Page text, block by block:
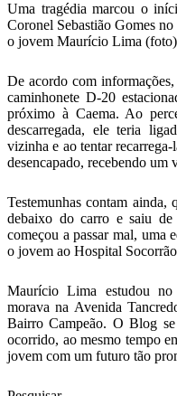
Uma tragédia marcou o
Coronel Sebastião Gomes
o jovem Maurício Lima
De acordo com
caminhonete D-20
próximo à Caema. Ao
descarregada, ele teria
vizinha e ao tentar
desencapado, recebendo um
Testemunhas contam ainda,
debaixo do carro e saiu de
começou a passar mal,
o jovem ao Hospital
Maurício Lima estudou
morava na Avenida
Bairro Campeão. O Blog
ocorrido, ao mesmo tempo
jovem com um futuro tão